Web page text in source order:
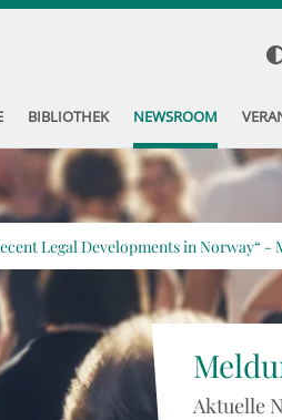
BIBLIOTHEK NEWSROOM
Aktuelle
Legal Developments in Norway“ -